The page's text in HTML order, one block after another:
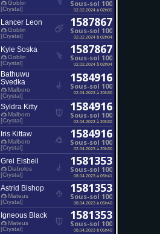
Goblin
[Crystal]
Sous-sol 100
02.02.2024 à 02h05
Lancer Leon
Goblin
[Crystal]
1587867
Sous-sol 100
02.02.2024 à 02h04
Kyle Soska
Goblin
[Crystal]
1587867
Sous-sol 100
02.02.2024 à 02h04
Bathuwu
Svedka
Malboro
[Crystal]
1584916
Sous-sol 100
02.04.2023 à 20h30
Syldra Kitty
Malboro
[Crystal]
1584916
Sous-sol 100
02.04.2023 à 20h30
Iris Kittaw
Malboro
[Crystal]
1584916
Sous-sol 100
02.04.2023 à 20h30
Grei Eisbeil
Diabolos
[Crystal]
1581353
Sous-sol 100
08.04.2023 à 05h41
Astrid Bishop
Mateus
[Crystal]
1581353
Sous-sol 100
08.04.2023 à 05h40
Igneous Black
Mateus
[Crystal]
1581353
Sous-sol 100
08.04.2023 à 05h40